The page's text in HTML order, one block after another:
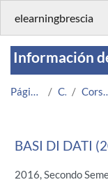
elearningbrescia
Información
Página Principal Cursos Corsi
BASI DI DATI
2016, Secondo